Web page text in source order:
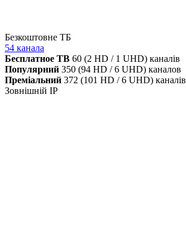
Безкоштовне ТБ
54 канала
Бесплатное ТВ 60 (2 HD / 1 UHD) каналів
Популярний 350 (94 HD / 6 UHD) каналов
Преміальний 372 (101 HD / 6 UHD) каналів
Зовнішній IP